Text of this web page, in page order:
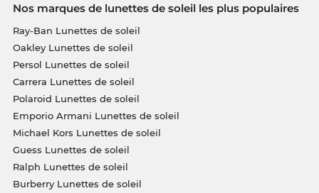
Nos marques de lunettes de soleil les plus populaires
Ray-Ban Lunettes de soleil
Oakley Lunettes de soleil
Persol Lunettes de soleil
Carrera Lunettes de soleil
Polaroid Lunettes de soleil
Emporio Armani Lunettes de soleil
Michael Kors Lunettes de soleil
Guess Lunettes de soleil
Ralph Lunettes de soleil
Burberry Lunettes de soleil